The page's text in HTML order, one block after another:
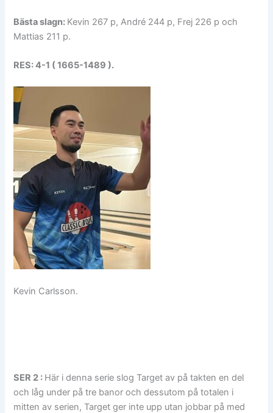
Bästa slagn: Kevin 267 p, André 244 p, Frej 226 p och
Mattias 211 p.
RES: 4-1 ( 1665-1489 ).
Kevin Carlsson.
SER 2 : Här i denna serie slog Target av på takten en del
och låg under på tre banor och dessutom på totalen i
mitten av serien, Target ger inte upp utan jobbar på med